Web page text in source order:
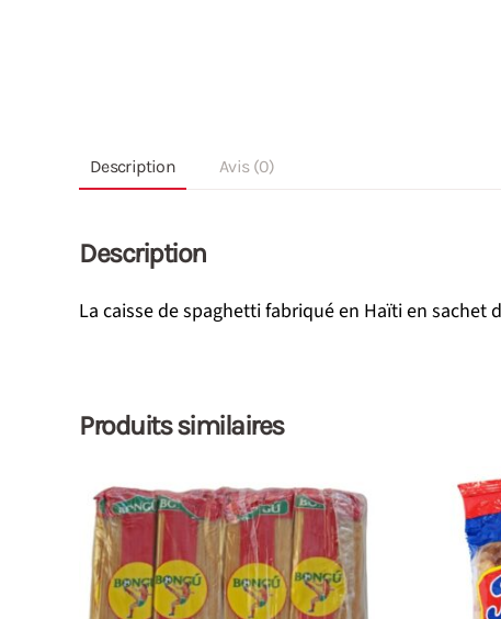
Description Avis (0)
Description
La caisse de spaghetti fabriqué en Haïti en sachet
Produits similaires